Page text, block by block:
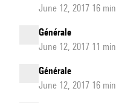
June 12, 2017 16 min
Générale
June 12, 2017 11 min
Générale
June 12, 2017 16 min